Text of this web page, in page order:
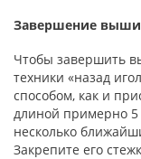
Завершение
Чтобы завершить
техники «назад
способом, как и
длиной примерно 5
несколько
Закрепите его